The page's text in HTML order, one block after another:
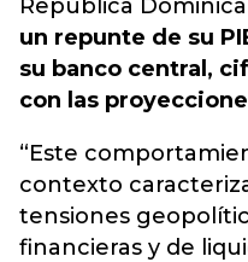
República
un repunte de su
su banco central,
con las
“Este
contexto
tensiones
financieras y de